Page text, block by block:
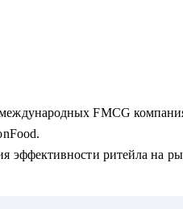
FMCG
эффективности ритейла на